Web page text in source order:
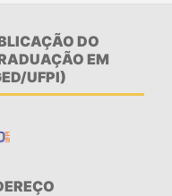
DO
EM
UFPI)